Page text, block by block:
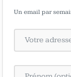
Un email par